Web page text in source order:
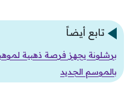
تابع أيضاً
برشلونة يجهز فرصة ذهبية
بالموسم الجديد